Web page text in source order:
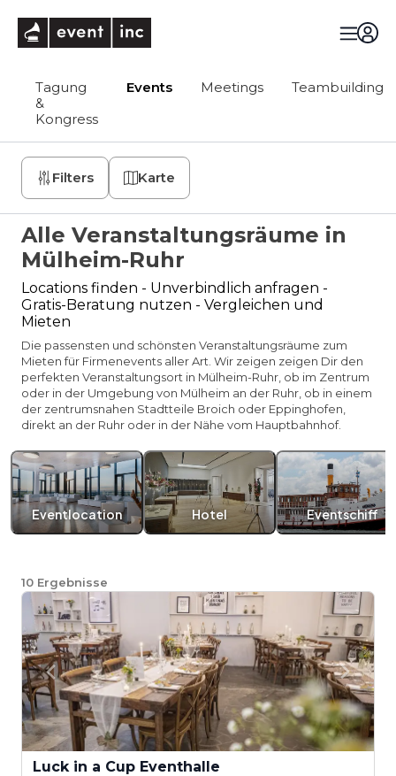
Tagung
&
Kongress
Events Meetings Teambuilding
Filters Karte
Alle Veranstaltungsräume in
Mülheim-Ruhr
Locations finden - Unverbindlich anfragen -
Gratis-Beratung nutzen - Vergleichen und
Mieten
Die passensten und schönsten Veranstaltungsräume zum
Mieten für Firmenevents aller Art. Wir zeigen zeigen Dir den
perfekten Veranstaltungsort in Mülheim-Ruhr, ob im Zentrum
oder in der Umgebung von Mülheim an der Ruhr, ob in einem
der zentrumsnahen Stadtteile Broich oder Eppinghofen,
direkt an der Ruhr oder in der Nähe vom Hauptbahnhof.
Eventlocation Hotel Eventschiff
10 Ergebnisse
Luck in a Cup Eventhalle